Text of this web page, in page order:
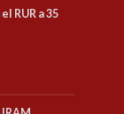
RUR a 35